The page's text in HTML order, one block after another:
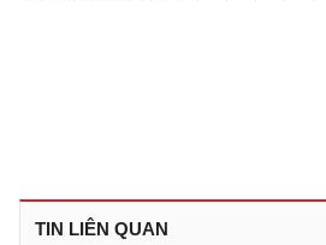
TIN LIÊN QUAN